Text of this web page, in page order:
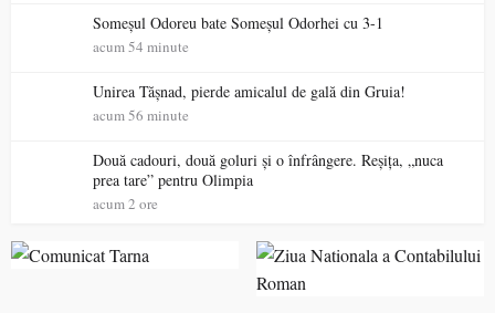
Someșul Odoreu bate Someșul Odorhei cu 3-1
acum 54 minute
Unirea Tășnad, pierde amicalul de gală din Gruia!
acum 56 minute
Două cadouri, două goluri și o înfrângere. Reșița, „nuca
prea tare” pentru Olimpia
acum 2 ore